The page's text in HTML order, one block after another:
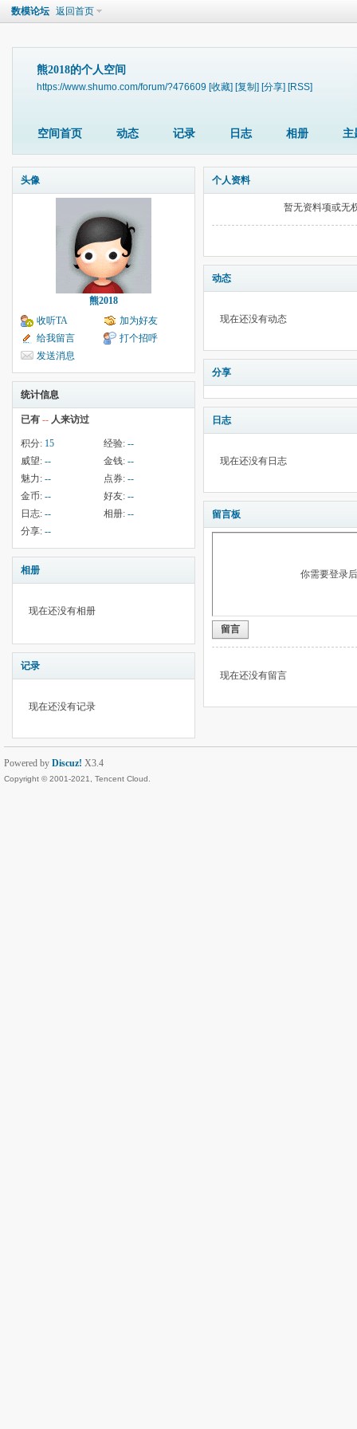
数模论坛 返回首页
熊2018的个人空间
https://www.shumo.com/forum/?476609 [收藏] [复制] [分享] [RSS]
空间首页 动态 记录 日志 相册 主
头像
熊2018
收听TA
加为好友
给我留言
打个招呼
发送消息
统计信息
已有 -- 人来访过
积分: 15 经验: --
威望: -- 金钱: --
魅力: -- 点券: --
金币: -- 好友: --
日志: -- 相册: --
分享: --
相册
现在还没有相册
记录
现在还没有记录
个人资料
暂无资料项或无
动态
现在还没有动态
分享
日志
现在还没有日志
留言板
你需要登录
留言
现在还没有留言
Powered by Discuz! X3.4
Copyright © 2001-2021, Tencent Cloud.